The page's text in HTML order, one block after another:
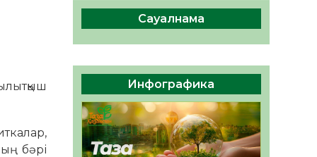
бәрі
беруге дайын
ӘРБІР ДАУЫС – ҚОҒАМ
ДАМУЫНА ҚОСЫЛҒАН
ҮЛЕС
05.08.2026
40 0
Сауалнама
Инфографика